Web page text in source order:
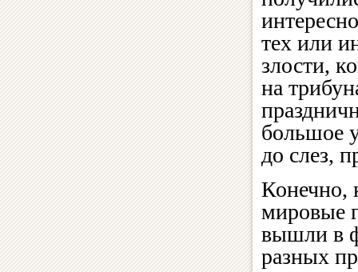
тех или
злости,
на
большое
до слез,
Конечно,
мировые
вышли в
разных